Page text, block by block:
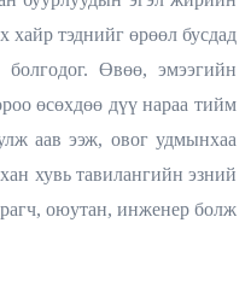
хайр тэднийг өрөөл бусдад
Өвөө, эмээгийн
өсөхдөө дүү нараа тийм
аав ээж, овог удмынхаа
хувь тавилангийн эзний
оюутан, инженер болж